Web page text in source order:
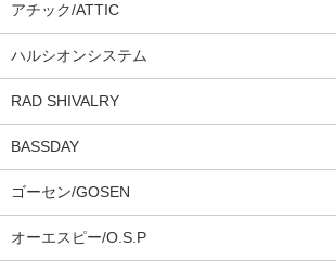
アチック/ATTIC
ハルシオンシステム
RAD SHIVALRY
BASSDAY
ゴーセン/GOSEN
オーエスピー/O.S.P